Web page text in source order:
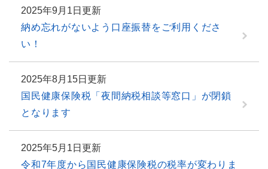
2025年9月1日更新
納め忘れがないよう口座振替をご利用くださ
い！
2025年8月15日更新
国民健康保険税「夜間納税相談等窓口」が閉鎖
となります
2025年5月1日更新
令和7年度から国民健康保険税の税率が変わりま